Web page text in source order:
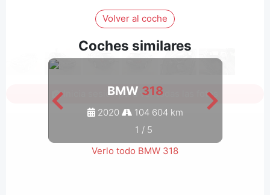
Volver al coche
Coches similares
BMW 318
2020
104 604 km
1 / 5
Verlo todo BMW 318
Inicia sesión para ver todas las fotos